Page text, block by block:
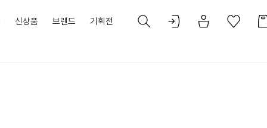
신상품 브랜드 기획전